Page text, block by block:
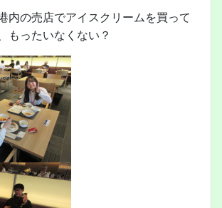
内の売店でアイスクリームを買って
もったいなくない？